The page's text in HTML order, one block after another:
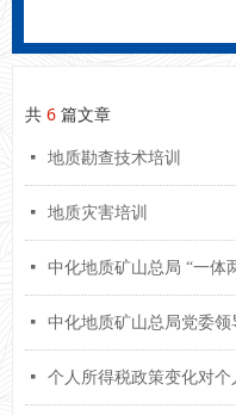
共 6 篇文章
넷 地质勘查技术培训
넷 地质灾害培训
넷 中化地质矿山总局 “一体
넷
넷 个人所得税政策变化对个